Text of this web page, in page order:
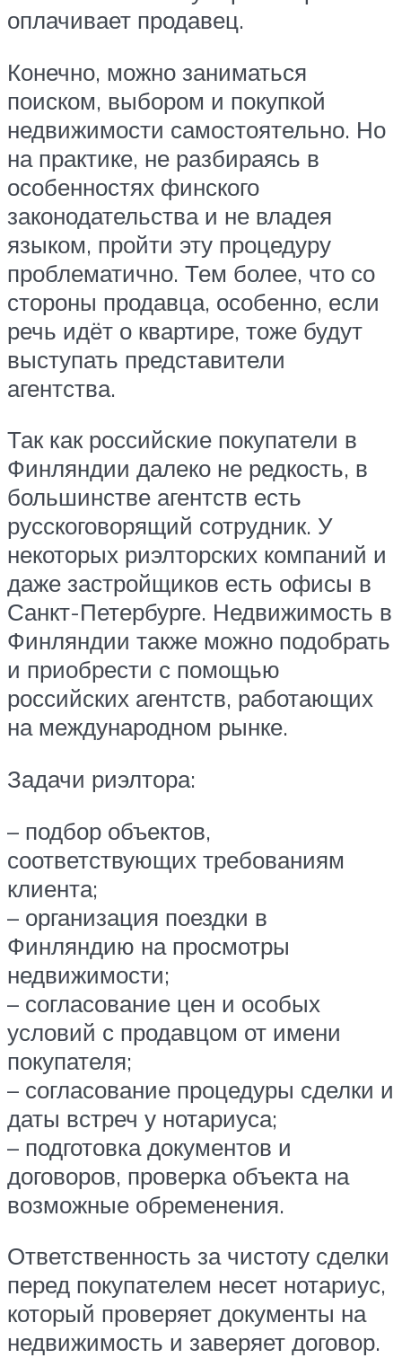
оплачивает продавец.
Конечно, можно заниматься
поиском, выбором и покупкой
недвижимости самостоятельно. Но
на практике, не разбираясь в
особенностях финского
законодательства и не владея
языком, пройти эту процедуру
проблематично. Тем более, что со
стороны продавца, особенно, если
речь идёт о квартире, тоже будут
выступать представители
агентства.
Так как российские покупатели в
Финляндии далеко не редкость, в
большинстве агентств есть
русскоговорящий сотрудник. У
некоторых риэлторских компаний и
даже застройщиков есть офисы в
Санкт-Петербурге. Недвижимость в
Финляндии также можно подобрать
и приобрести с помощью
российских агентств, работающих
на международном рынке.
Задачи риэлтора:
– подбор объектов,
соответствующих требованиям
клиента;
– организация поездки в
Финляндию на просмотры
недвижимости;
– согласование цен и особых
условий с продавцом от имени
покупателя;
– согласование процедуры сделки и
даты встреч у нотариуса;
– подготовка документов и
договоров, проверка объекта на
возможные обременения.
Ответственность за чистоту сделки
перед покупателем несет нотариус,
который проверяет документы на
недвижимость и заверяет договор.